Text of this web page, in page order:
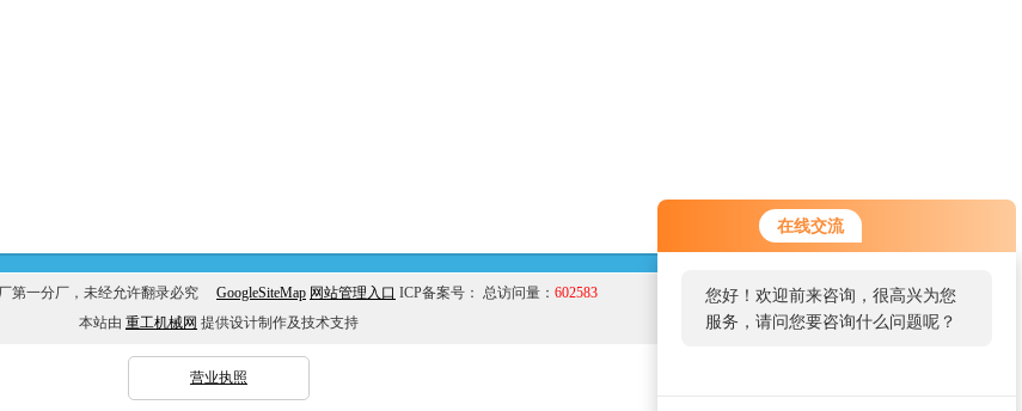
在线交流
您好！欢迎前来咨询，很高兴为您
服务，请问您要咨询什么问题呢？
第一分厂，未经允许翻录必究 GoogleSiteMap 网站管理入口 ICP备案号： 总访问量： 602583
本站由 重工机械网 提供设计制作及技术支持
营业执照